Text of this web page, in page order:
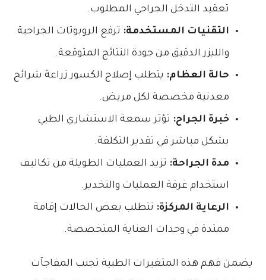
تعقيد التدخل الجراحي المطلوب.
التقنيات المستخدمة: ترفع الروبوتات الجراحية
والليزر الدقيق من جودة النتائج المتوقعة.
حالة العظام: يتطلب إصلاح الكسور زراعة شرائح
معدنية مخصصة لكل مريض.
خبرة الجراح: تؤثر سمعة الاستشاري الطبي
بشكل مباشر في تقدير التكلفة.
مدة الجراحة: تزيد العمليات الطويلة من تكاليف
استخدام غرفة العمليات والتخدير.
الرعاية المركزة: تتطلب بعض الحالات إقامة
ممتدة في وحدات العناية المتخصصة.
يضمن فهم هذه المتغيرات الطبية تجنب المفاجآت